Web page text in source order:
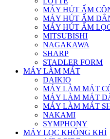
MÁY HÚT ẨM
MÁY HÚT ẨM
MÁY HÚT ẨM
MITSUBISHI
NAGAKAWA
SHARP
STADLER FORM
MÁY LÀM MÁT
DAIKIO
MÁY LÀM MÁT
MÁY LÀM MÁT
MÁY LÀM MÁT
NAKAMI
SYMPHONY
MÁY LỌC KHÔNG KHÍ